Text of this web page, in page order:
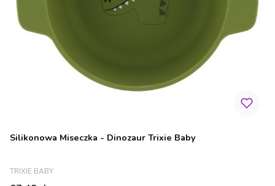
Silikonowa Miseczka - Dinozaur Trixie Baby
PRODUCENT
TRIXIE BABY